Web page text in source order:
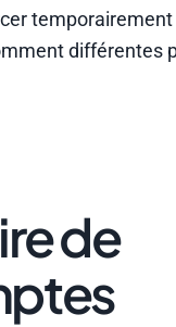
différentes
de